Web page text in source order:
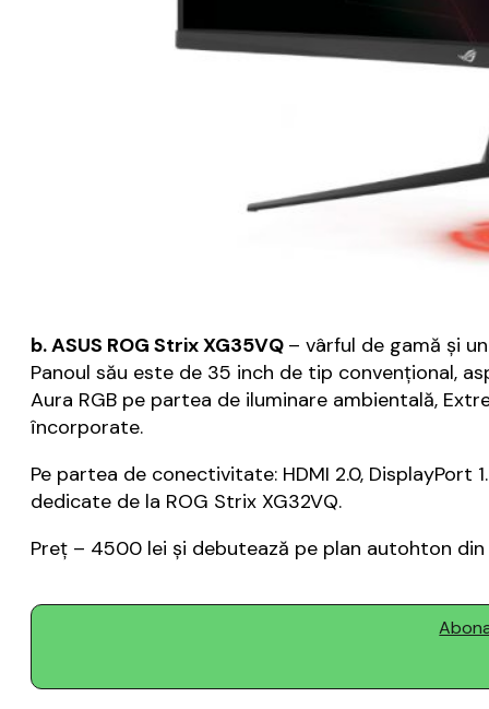
b. ASUS ROG Strix XG35VQ – vârful de gamă și
Panoul său este de 35 inch de tip convențional,
Aura RGB pe partea de iluminare ambientală,
încorporate.
Pe partea de conectivitate: HDMI 2.0, DisplayPort
dedicate de la ROG Strix XG32VQ.
Preț – 4500 lei și debutează pe plan autohton din